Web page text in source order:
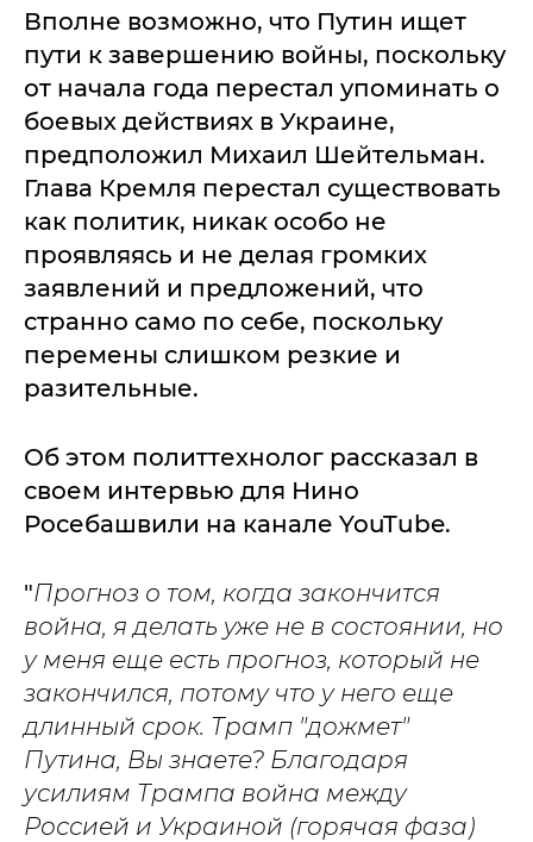
Вполне возможно, что Путин ищет
пути к завершению войны, поскольку
от начала года перестал упоминать о
боевых действиях в Украине,
предположил Михаил Шейтельман.
Глава Кремля перестал существовать
как политик, никак особо не
проявляясь и не делая громких
заявлений и предложений, что
странно само по себе, поскольку
перемены слишком резкие и
разительные.
Об этом политтехнолог рассказал в
своем интервью для Нино
Росебашвили на канале YouTube.
"Прогноз о том, когда закончится
война, я делать уже не в состоянии, но
у меня еще есть прогноз, который не
закончился, потому что у него еще
длинный срок. Трамп "дожмет"
Путина, Вы знаете? Благодаря
усилиям Трампа война между
Россией и Украиной (горячая фаза)